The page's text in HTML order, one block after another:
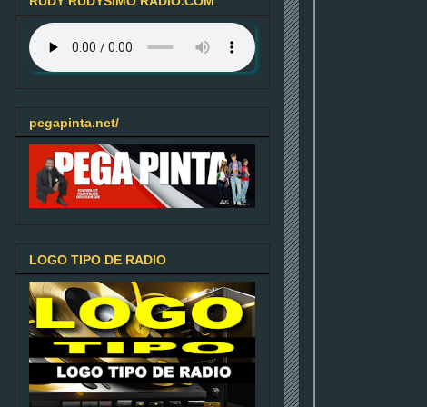
pegapinta.net/
LOGO TIPO DE RADIO